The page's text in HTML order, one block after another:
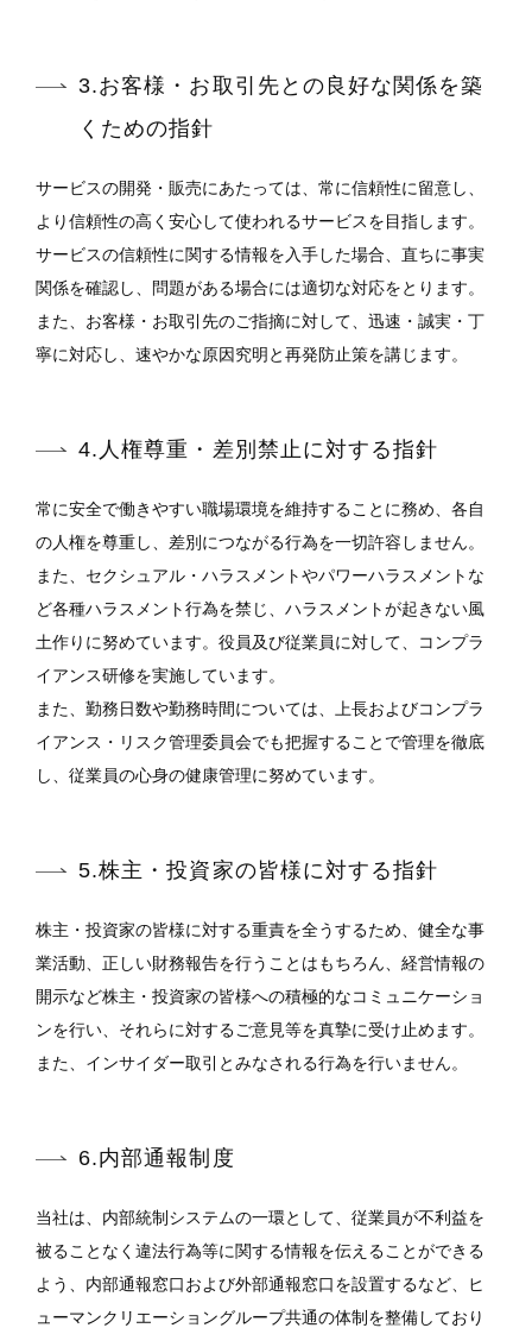
3.お客様・お取引先との良好な関係を築
くための指針
サービスの開発・販売にあたっては、常に信頼性に留意し、
より信頼性の高く安心して使われるサービスを目指します。
サービスの信頼性に関する情報を入手した場合、直ちに事実
関係を確認し、問題がある場合には適切な対応をとります。
また、お客様・お取引先のご指摘に対して、迅速・誠実・丁
寧に対応し、速やかな原因究明と再発防止策を講じます。
4.人権尊重・差別禁止に対する指針
常に安全で働きやすい職場環境を維持することに務め、各自
の人権を尊重し、差別につながる行為を一切許容しません。
また、セクシュアル・ハラスメントやパワーハラスメントな
ど各種ハラスメント行為を禁じ、ハラスメントが起きない風
土作りに努めています。役員及び従業員に対して、コンプラ
イアンス研修を実施しています。
また、勤務日数や勤務時間については、上長およびコンプラ
イアンス・リスク管理委員会でも把握することで管理を徹底
し、従業員の心身の健康管理に努めています。
5.株主・投資家の皆様に対する指針
株主・投資家の皆様に対する重責を全うするため、健全な事
業活動、正しい財務報告を行うことはもちろん、経営情報の
開示など株主・投資家の皆様への積極的なコミュニケーショ
ンを行い、それらに対するご意見等を真摯に受け止めます。
また、インサイダー取引とみなされる行為を行いません。
6.内部通報制度
当社は、内部統制システムの一環として、従業員が不利益を
被ることなく違法行為等に関する情報を伝えることができる
よう、内部通報窓口および外部通報窓口を設置するなど、ヒ
ューマンクリエーショングループ共通の体制を整備しており